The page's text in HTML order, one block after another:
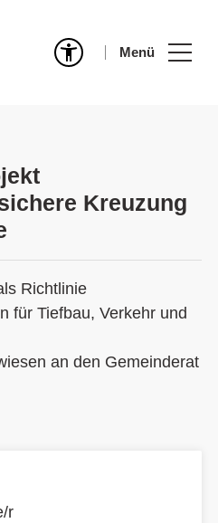
Menü
Kreuzung
Richtlinie
für Tiefbau, Verkehr und
an den Gemeinderat
r